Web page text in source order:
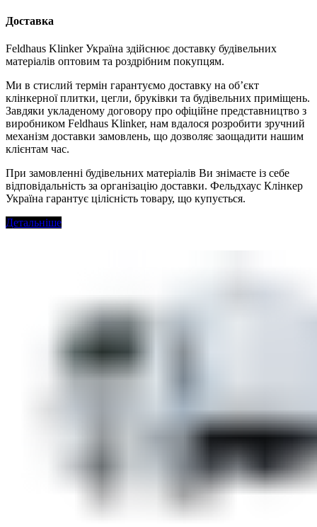
Доставка
Feldhaus Klinker Україна здійснює доставку будівельних
матеріалів оптовим та роздрібним покупцям.
Ми в стислий термін гарантуємо доставку на об’єкт
клінкерної плитки, цегли, бруківки та будівельних приміщень.
Завдяки укладеному договору про офіційне представництво з
виробником Feldhaus Klinker, нам вдалося розробити зручний
механізм доставки замовлень, що дозволяє заощадити нашим
клієнтам час.
При замовленні будівельних матеріалів Ви знімаєте із себе
відповідальність за організацію доставки. Фельдхаус Клінкер
Україна гарантує цілісність товару, що купується.
Детальніше